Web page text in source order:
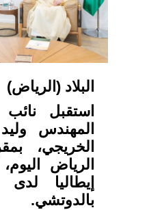
البلاد (الرياض)
استقبل نائب
المهندس
الخريجي،
الرياض
إيطاليا لدى
بالدوتشي.